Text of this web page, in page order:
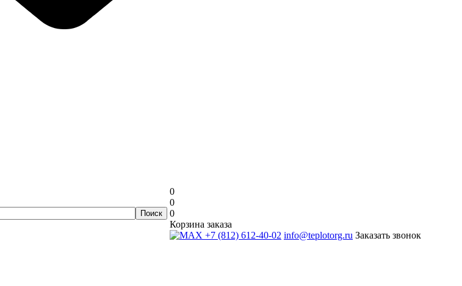
0
0
0
Корзина заказа
+7 (812) 612-40-02 info@teplotorg.ru Заказать звонок